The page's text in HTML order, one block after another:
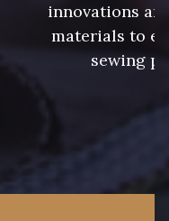
innovations
materials to
sewing